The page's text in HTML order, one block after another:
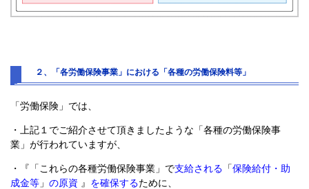
２、「各労働保険事業」における「各種の労働保険料等」
「労働保険」では、
・上記１でご紹介させて頂きましたような「各種の労働保険事
業」が行われていますが、
・『「これらの各種労働保険事業」で支給される 「保険給付・助
成金等 」 の原資 』 を確保するために、